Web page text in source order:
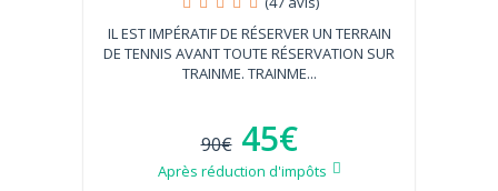
IL EST IMPÉRATIF DE RÉSERVER UN TERRAIN
DE TENNIS AVANT TOUTE RÉSERVATION SUR
TRAINME. TRAINME...
90€ 45€
Après réduction d'impôts